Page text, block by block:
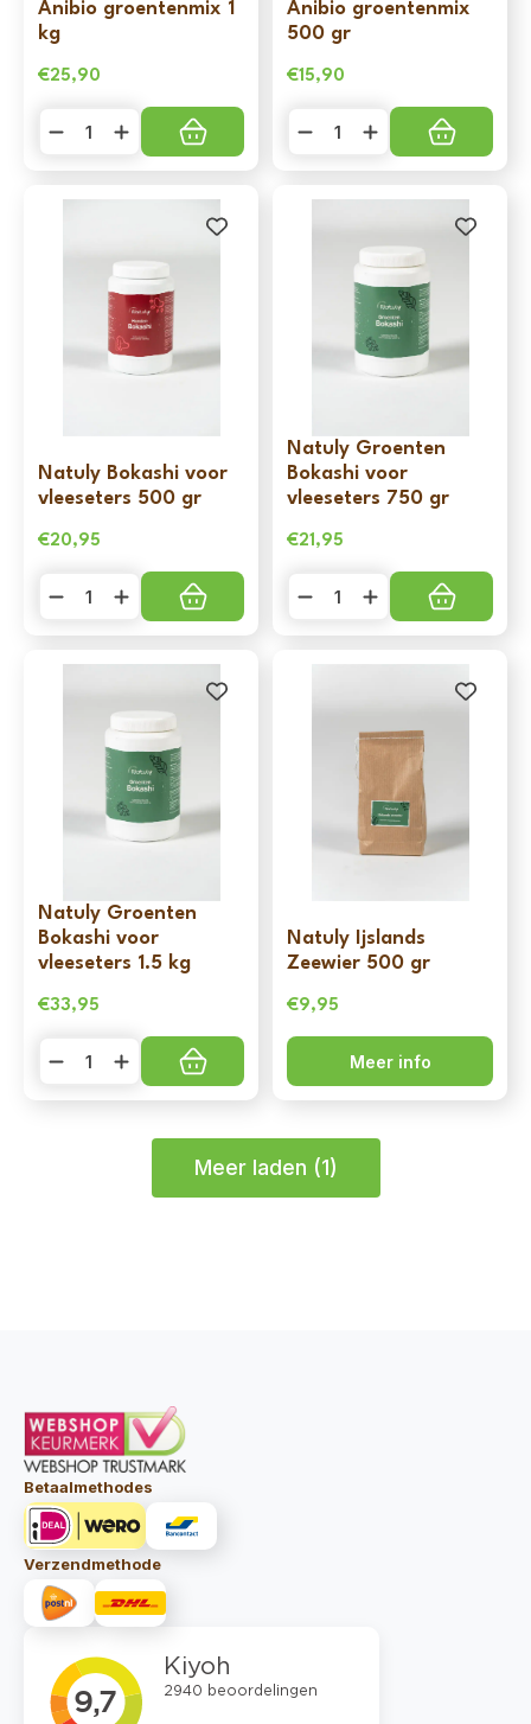
Anibio groentenmix 1
kg
€25,90
groentenmix
Anibio groentenmix
500 gr
€15,90
groentenmix
Natuly Bokashi voor
vleeseters 500 gr
€20,95
Bokashi
Natuly Groenten
Bokashi voor
vleeseters 750 gr
€21,95
Groenten
Natuly Groenten
Bokashi voor
vleeseters 1.5 kg
€33,95
Groenten
Natuly Ijslands
Zeewier 500 gr
€9,95
Meer info
Meer laden (1)
Betaalmethodes
Verzendmethode